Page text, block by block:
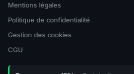
Mentions légales
Politique de confidentialité
Gestion des cookies
CGU